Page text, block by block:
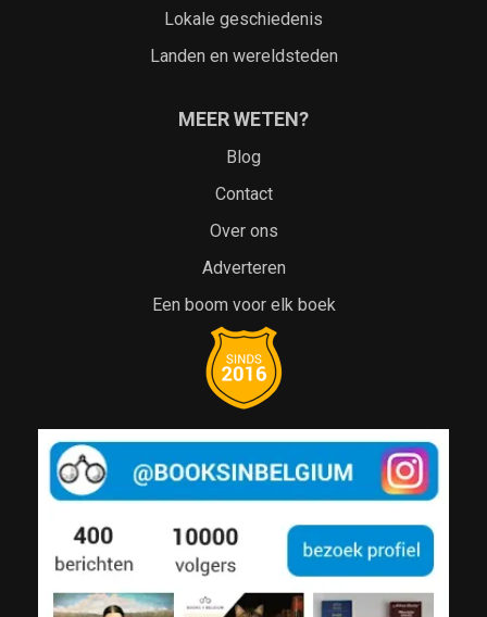
Lokale geschiedenis
Landen en wereldsteden
MEER WETEN?
Blog
Contact
Over ons
Adverteren
Een boom voor elk boek